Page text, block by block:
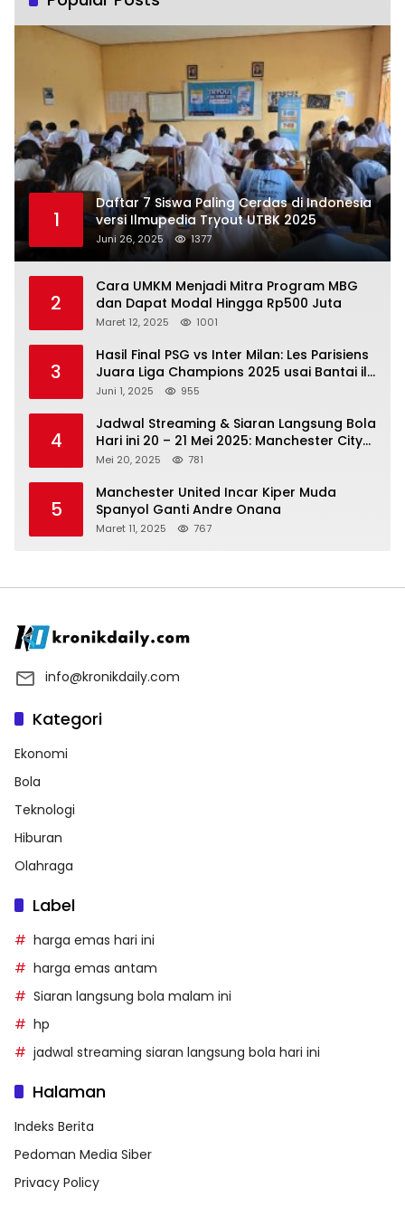
1
Daftar 7 Siswa Paling Cerdas di Indonesia
versi Ilmupedia Tryout UTBK 2025
Juni 26, 2025 1377
2
Cara UMKM Menjadi Mitra Program MBG
dan Dapat Modal Hingga Rp500 Juta
Maret 12, 2025 1001
3
Hasil Final PSG vs Inter Milan: Les Parisiens
Juara Liga Champions 2025 usai Bantai il
Nerazzurri
Juni 1, 2025 955
4
Jadwal Streaming & Siaran Langsung Bola
Hari ini 20 – 21 Mei 2025: Manchester City
vs Bournemouth
Mei 20, 2025 781
5
Manchester United Incar Kiper Muda
Spanyol Ganti Andre Onana
Maret 11, 2025 767
info@kronikdaily.com
Kategori
Ekonomi
Bola
Teknologi
Hiburan
Olahraga
Label
harga emas hari ini
harga emas antam
Siaran langsung bola malam ini
hp
jadwal streaming siaran langsung bola hari ini
Halaman
Indeks Berita
Pedoman Media Siber
Privacy Policy